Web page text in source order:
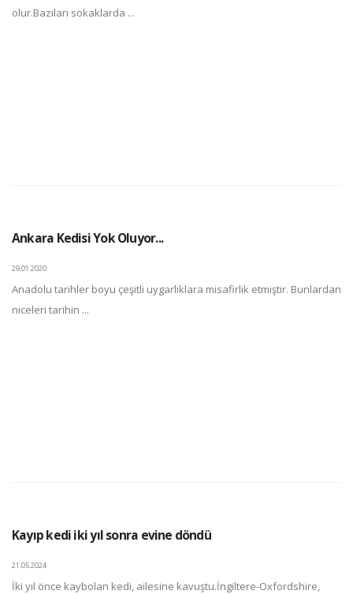
olur.Bazıları sokaklarda ...
Ankara Kedisi Yok Oluyor...
29.01.2020
Anadolu tarihler boyu çeşitli uygarlıklara misafirlik etmiştir. Bunlardan
niceleri tarihin ...
Kayıp kedi iki yıl sonra evine döndü
21.05.2024
İki yıl önce kaybolan kedi, ailesine kavuştu.İngiltere-Oxfordshire,